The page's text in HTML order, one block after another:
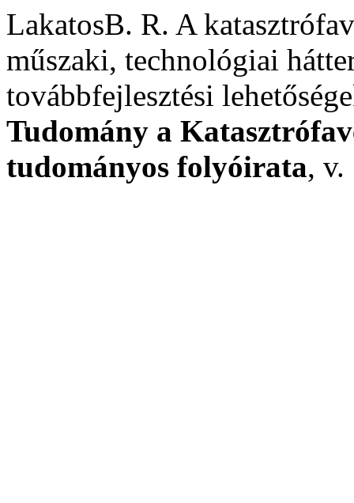
LakatosB. R. A
műszaki, technológiai
továbbfejlesztési
Tudomány a
tudományos folyóirata, v.